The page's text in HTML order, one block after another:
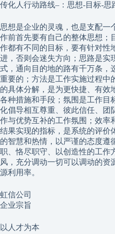
传化人行动路线–：思想-目标-思
思想是企业的灵魂，也是支配一
作前首先要有自己的整体思想；
作都有不同的目标，要有针对性
进，否则会迷失方向；思路是实
式，通向目的地的路有千万条，
重要的；方法是工作实施过程中
的具体分解，是为更快捷、有效
各种措施和手段；氛围是工作目
化倡导相互尊重、彼此信任、团
作与优势互补的工作氛围；效率
结果实现的指标，是系统的评价
的智慧和热情，以严谨的态度遵
职、恪尽职守、以创造性的工作
风，充分调动一切可以调动的资
源利用率。
虹信公司
企业宗旨
以人才为本